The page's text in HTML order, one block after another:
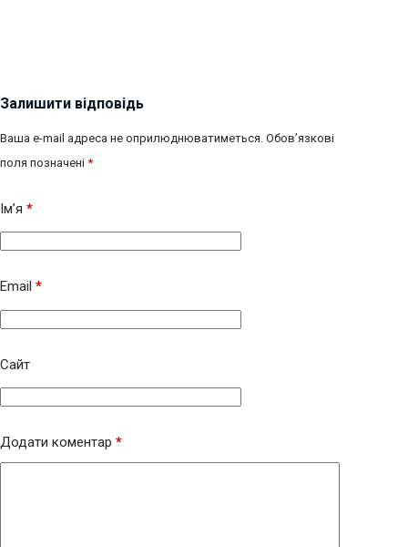
Залишити відповідь
Ваша e-mail адреса не оприлюднюватиметься. Обов’язкові
поля позначені *
Ім’я *
Email *
Сайт
Додати коментар *